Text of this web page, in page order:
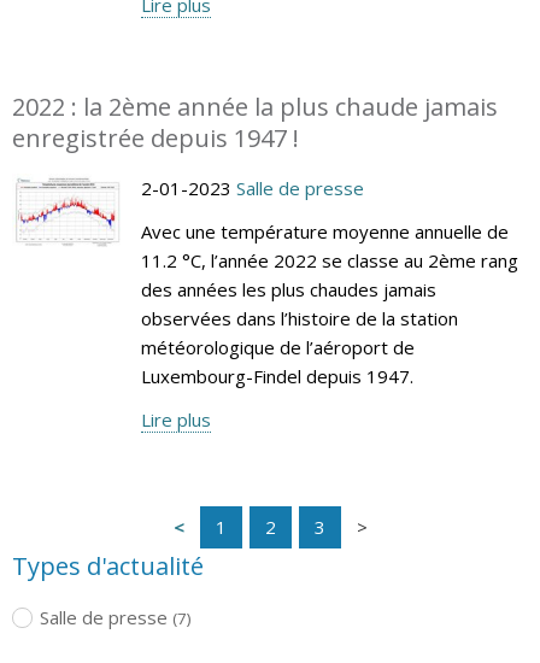
2022 : la 2ème année la plus chaude jamais
enregistrée depuis 1947 !
2-01-2023 Salle de presse
Avec une température moyenne annuelle de
11.2 °C, l’année 2022 se classe au 2ème rang
des années les plus chaudes jamais
observées dans l’histoire de la station
météorologique de l’aéroport de
Luxembourg-Findel depuis 1947.
Lire plus
1 2 3
Types d'actualité
Salle de presse (7)